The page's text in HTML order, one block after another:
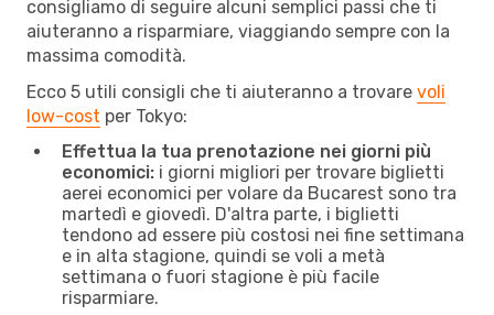
consigliamo di seguire alcuni semplici passi che ti
aiuteranno a risparmiare, viaggiando sempre con la
massima comodità.
Ecco 5 utili consigli che ti aiuteranno a trovare voli
low-cost per Tokyo:
Effettua la tua prenotazione nei giorni più
economici: i giorni migliori per trovare biglietti
aerei economici per volare da Bucarest sono tra
martedì e giovedì. D'altra parte, i biglietti
tendono ad essere più costosi nei fine settimana
e in alta stagione, quindi se voli a metà
settimana o fuori stagione è più facile
risparmiare.